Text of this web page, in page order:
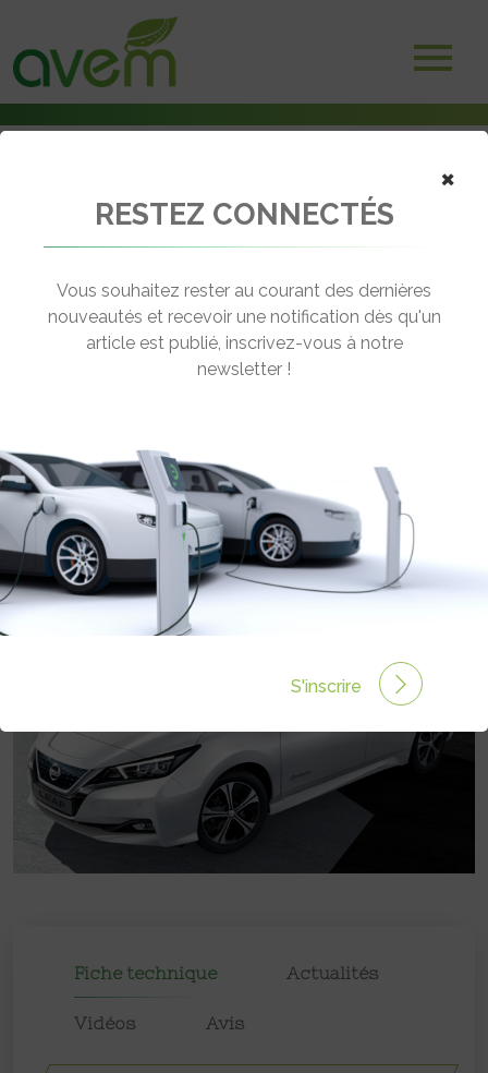
Voitures électriques
NISSAN LEAF – 40 KWH
[wppr_avg_rating id="41330"]
Autonomie :270 km
Prix :33000€
Fiche technique Actualités
Vidéos Avis
×
RESTEZ CONNECTÉS
Vous souhaitez rester au courant des dernières
nouveautés et recevoir une notification dès qu'un
article est publié, inscrivez-vous à notre
newsletter !
S'inscrire